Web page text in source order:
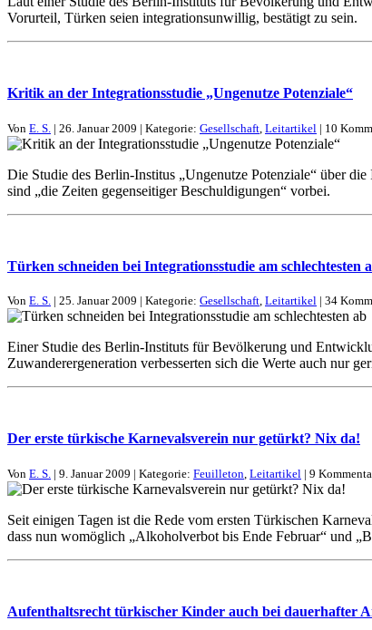
Vorurteil, Türken seien integrationsunwillig, bestätigt zu sein.
Kritik an der Integrationsstudie „Ungenutze Potenziale“
Von E. S. | 26. Januar 2009 | Kategorie: Gesellschaft Leitartikel | 10
Die Studie des Berlin-Institus „Ungenutze Potenziale“ über
sind „die Zeiten gegenseitiger Beschuldigungen“ vorbei.
Türken schneiden bei Integrationsstudie am schlechtesten
Von E. S. | 25. Januar 2009 | Kategorie: Gesellschaft, Leitartikel | 34
Einer Studie des Berlin-Instituts für Bevölkerung und
Zuwanderergeneration verbesserten sich die Werte auch nur
Der erste türkische Karnevalsverein nur getürkt? Nix da!
Von E. S. | 9. Januar 2009 | Kategorie: Feuilleton Leitartikel | 9
Seit einigen Tagen ist die Rede vom ersten Türkischen
dass nun womöglich „Alkoholverbot bis Ende Februar“ und
Aufenthaltsrecht türkischer Kinder auch bei dauerhafter